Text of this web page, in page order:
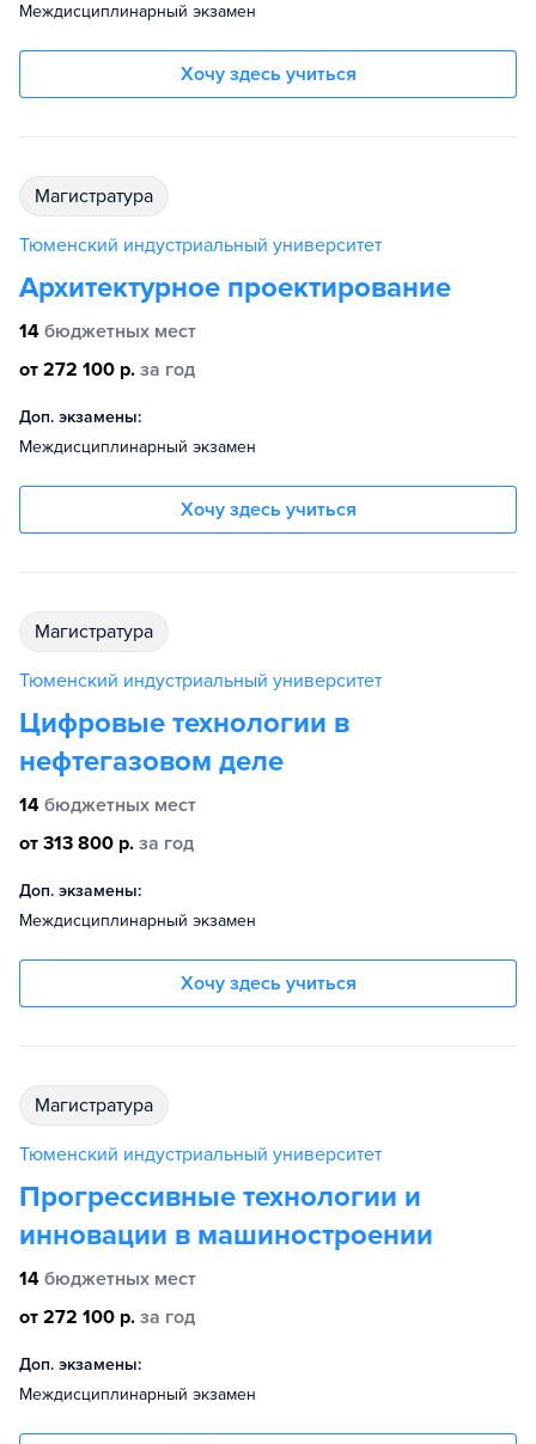
Междисциплинарный экзамен
Хочу здесь учиться
магистратура
Тюменский индустриальный университет
Архитектурное проектирование
14 бюджетных мест
от 272 100 р. за год
Доп. экзамены:
Междисциплинарный экзамен
Хочу здесь учиться
магистратура
Тюменский индустриальный университет
Цифровые технологии в
нефтегазовом деле
14 бюджетных мест
от 313 800 р. за год
Доп. экзамены:
Междисциплинарный экзамен
Хочу здесь учиться
магистратура
Тюменский индустриальный университет
Прогрессивные технологии и
инновации в машиностроении
14 бюджетных мест
от 272 100 р. за год
Доп. экзамены:
Междисциплинарный экзамен